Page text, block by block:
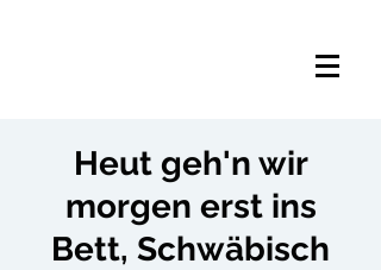
Heut geh'n wir
morgen erst ins
Bett, Schwäbisch